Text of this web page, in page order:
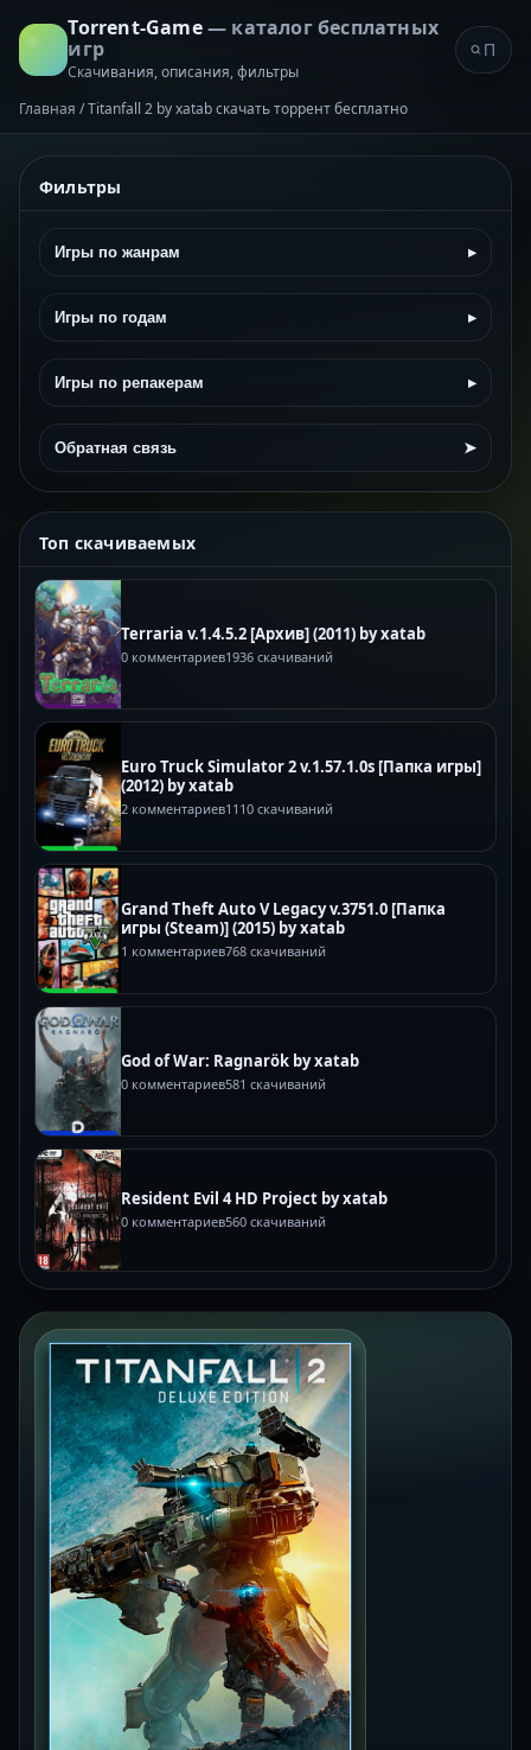
Torrent-Game— каталог бесплатных
игр
Скачивания, описания, фильтры
Главная /Titanfall 2 by xatab скачать торрент бесплатно
Фильтры
Игры по жанрам ▸
Игры по годам ▸
Игры по репакерам ▸
Обратная связь ➤
Топ скачиваемых
Terraria v.1.4.5.2 [Архив] (2011) by xatab
0 комментариев1936 скачиваний
Euro Truck Simulator 2 v.1.57.1.0s [Папка игры]
(2012) by xatab
2 комментариев1110 скачиваний
Grand Theft Auto V Legacy v.3751.0 [Папка
игры (Steam)] (2015) by xatab
1 комментариев768 скачиваний
God of War: Ragnarök by xatab
0 комментариев581 скачиваний
Resident Evil 4 HD Project by xatab
0 комментариев560 скачиваний